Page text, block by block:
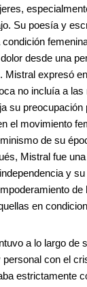
Su poesía y
desde una
Mistral expresó
no incluía a
su
el movimiento
de su
Mistral fue
y
de
en
a lo largo de
personal con el
estrictamente